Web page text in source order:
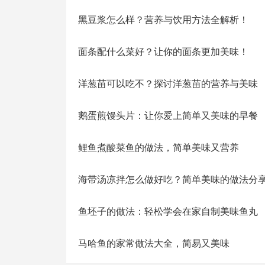
黑豆浆怎么样？营养与饮用方法全解析！
面条配什么菜好？让你的面条更加美味！
洋葱苗可以吃不？探讨洋葱苗的营养与美味
鹅蛋煎馒头片：让你爱上简单又美味的早餐
鲤鱼煮酸菜鱼的做法，简单美味又营养
海带汤凉拌怎么做好吃？简单美味的做法分
鱼坯子的做法：轻松学会在家自制美味鱼丸
马哈鱼的家常做法大全，简易又美味